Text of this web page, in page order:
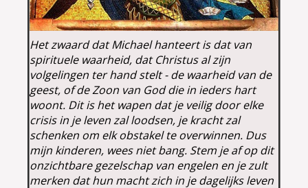
Het zwaard dat Michael hanteert is dat van
spirituele waarheid, dat Christus al zijn
volgelingen ter hand stelt - de waarheid van de
geest, of de Zoon van God die in ieders hart
woont. Dit is het wapen dat je veilig door elke
crisis in je leven zal loodsen, je kracht zal
schenken om elk obstakel te overwinnen. Dus
mijn kinderen, wees niet bang. Stem je af op dit
onzichtbare gezelschap van engelen en je zult
merken dat hun macht zich in je dagelijks leven